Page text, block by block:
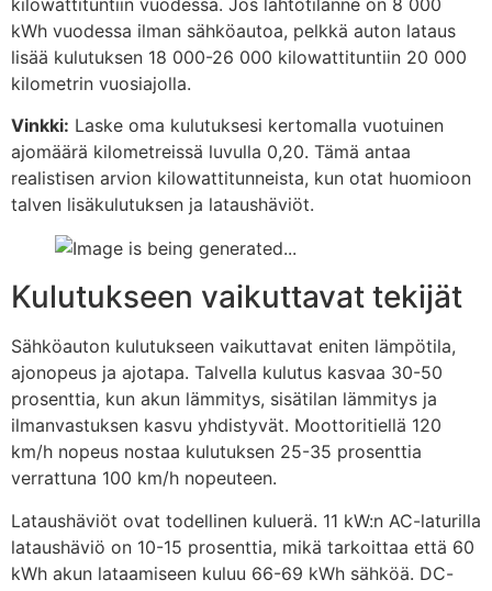
kWh vuodessa ilman sähköautoa, pelkkä auton lataus
lisää kulutuksen 18 000-26 000 kilowattituntiin 20 000
kilometrin vuosiajolla.
Vinkki: Laske oma kulutuksesi kertomalla vuotuinen
ajomäärä kilometreissä luvulla 0,20. Tämä antaa
realistisen arvion kilowattitunneista, kun otat huomioon
talven lisäkulutuksen ja lataushäviöt.
Kulutukseen vaikuttavat tekijät
Sähköauton kulutukseen vaikuttavat eniten lämpötila,
ajonopeus ja ajotapa. Talvella kulutus kasvaa 30-50
prosenttia, kun akun lämmitys, sisätilan lämmitys ja
ilmanvastuksen kasvu yhdistyvät. Moottoritiellä 120
km/h nopeus nostaa kulutuksen 25-35 prosenttia
verrattuna 100 km/h nopeuteen.
Lataushäviöt ovat todellinen kuluerä. 11 kW:n AC-laturilla
lataushäviö on 10-15 prosenttia, mikä tarkoittaa että 60
kWh akun lataamiseen kuluu 66-69 kWh sähköä. DC-